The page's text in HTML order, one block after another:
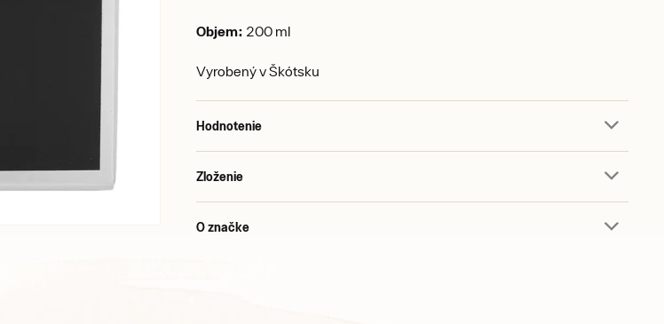
Objem: 200 ml
Vyrobený v Škótsku
Hodnotenie
Zloženie
O značke